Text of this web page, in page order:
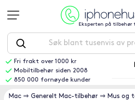
Eksperten på tilbehør
Fri frakt over 1000 kr
Mobiltilbehør siden 2008
850 000 fornøyde kunder
Mac ⇒ Generelt Mac-tilbehør ⇒ Mus og